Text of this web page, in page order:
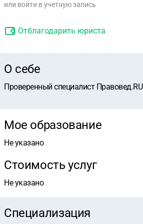
или войти в учетную запись
Отблагодарить юриста
О себе
Проверенный специалист Правовед.RU
Мое образование
Не указано
Стоимость услуг
Не указано
Специализация